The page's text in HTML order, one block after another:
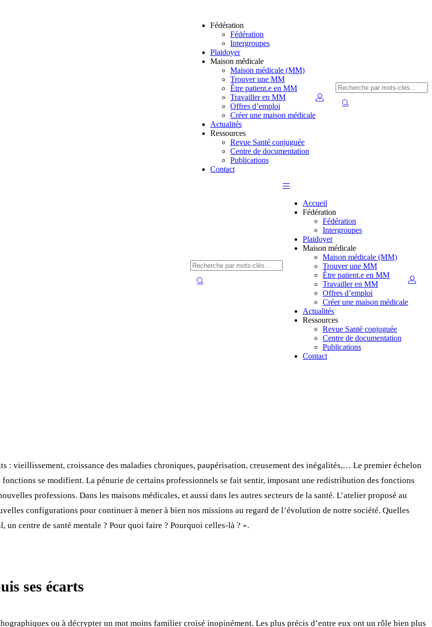
Fédération
Fédération
Intergroupes
Plaidoyer
Maison médicale
Maison médicale (MM)
Trouver une MM
Être patient.e en MM
Travailler en MM
Offres d’emploi
Créer une maison médicale
Actualités
Ressources
Revue Santé conjuguée
Centre de documentation
Publications
Contact
Accueil
Fédération
Fédération
Intergroupes
Plaidoyer
Maison médicale
Maison médicale (MM)
Trouver une MM
Être patient.e en MM
Travailler en MM
Offres d’emploi
Créer une maison médicale
Actualités
Ressources
Revue Santé conjuguée
Centre de documentation
Publications
Contact
: vieillissement, croissance des maladies chroniques, paupérisation, creusement des inégalités,… Le premier échelon
fonctions se modifient. La pénurie de certains professionnels se fait sentir, imposant une redistribution des fonctions
professions. Dans les maisons médicales, et aussi dans les autres secteurs de la santé. L’atelier proposé au
configurations pour continuer à mener à bien nos missions au regard de l’évolution de notre société. Quelles
centre de santé mentale ? Pour quoi faire ? Pourquoi celles-là ? ».
ses écarts
ou à décrypter un mot moins familier croisé inopinément. Les plus précis d’entre eux ont un rôle bien plus